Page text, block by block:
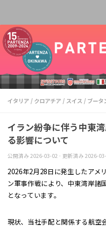
イタリア / クロアチア / スイス / ブータ
イラン紛争に伴う中東
る影響について
公開済み 2026-03-02 · 更新済み 2026-
2026年2月28日に発生したアメ
ン軍事作戦により、中東湾岸諸
となっています。
現状、当社手配と関係する航空